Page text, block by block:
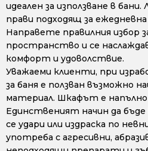
идеален за използване в
прави подходящ за
Направете правилния избор
пространство и се
комфорт и удоволствие.
Уважаеми клиенти, при
за баня е ползван възможно
материал. Шкафът е напълно
Единственият начин да
се удари или издраска по
употреба с агресивни,